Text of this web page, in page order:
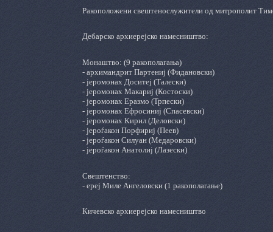
Ракоположени свештенослужители од митрополит
Дебарско архиерејско намесништво:
Монаштво: (9 ракополагања)
- архимандрит Партениј (Фидановски)
- јеромонах Доситеј (Талески)
- јеромонах Макариј (Костоски)
- јеромонах Еразмо (Трпески)
- јеромонах Ефросиниј (Спасевски)
- јеромонах Кирил (Деловски)
- јероѓакон Порфириј (Пеев)
- јероѓакон Силуан (Медаровски)
- јероѓакон Анатолиј (Лазески)
Свештенство:
- ереј Миле Ангеловски (1 ракополагање)
Кичевско архиерејско намесништво